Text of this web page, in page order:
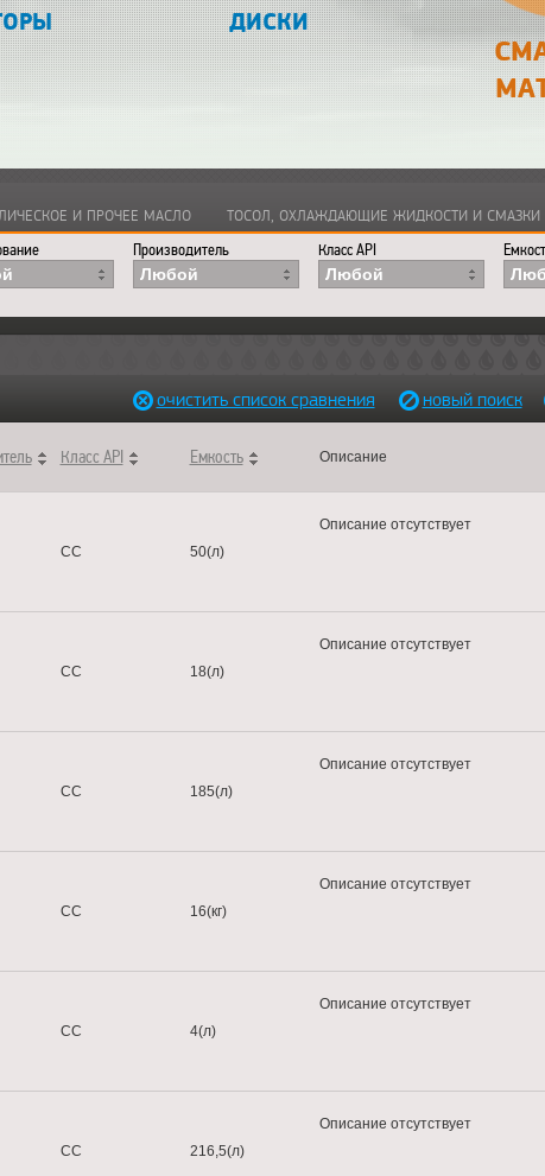
ДИСКИ
И ПРОЧЕЕ МАСЛО ТОСОЛ, ОХЛАЖДАЮЩИЕ ЖИДКОСТИ И СМАЗКИ
Производитель
Любой
Класс API
Любой
очистить список сравнения новый поиск
Класс API Емкость Описание
CС 50(л)
Описание отсутствует
CС 18(л)
Описание отсутствует
CС 185(л)
Описание отсутствует
CС 16(кг)
Описание отсутствует
СС 4(л)
Описание отсутствует
СС 216,5(л)
Описание отсутствует